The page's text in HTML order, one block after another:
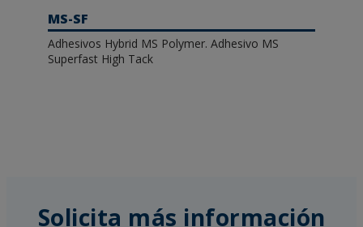
MS-SF
Adhesivos Hybrid MS Polymer. Adhesivo MS
Superfast High Tack
Solicita más información